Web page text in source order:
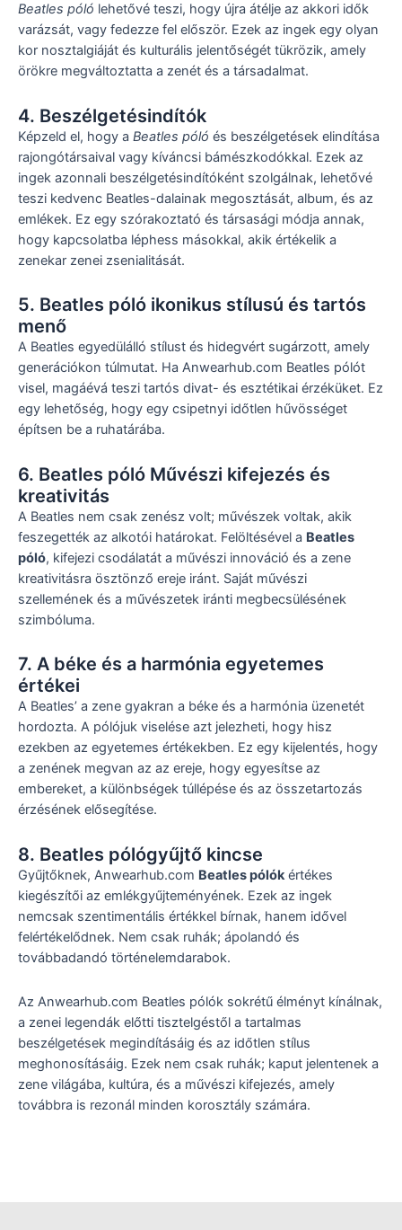
Beatles póló lehetővé teszi, hogy újra átélje az akkori idők
varázsát, vagy fedezze fel először. Ezek az ingek egy olyan
kor nosztalgiáját és kulturális jelentőségét tükrözik, amely
örökre megváltoztatta a zenét és a társadalmat.
4. Beszélgetésindítók
Képzeld el, hogy a Beatles póló és beszélgetések elindítása
rajongótársaival vagy kíváncsi bámészkodókkal. Ezek az
ingek azonnali beszélgetésindítóként szolgálnak, lehetővé
teszi kedvenc Beatles-dalainak megosztását, album, és az
emlékek. Ez egy szórakoztató és társasági módja annak,
hogy kapcsolatba léphess másokkal, akik értékelik a
zenekar zenei zsenialitását.
5. Beatles póló ikonikus stílusú és tartós
menő
A Beatles egyedülálló stílust és hidegvért sugárzott, amely
generációkon túlmutat. Ha Anwearhub.com Beatles pólót
visel, magáévá teszi tartós divat- és esztétikai érzéküket. Ez
egy lehetőség, hogy egy csipetnyi időtlen hűvösséget
építsen be a ruhatárába.
6. Beatles póló Művészi kifejezés és
kreativitás
A Beatles nem csak zenész volt; művészek voltak, akik
feszegették az alkotói határokat. Felöltésével a Beatles
póló, kifejezi csodálatát a művészi innováció és a zene
kreativitásra ösztönző ereje iránt. Saját művészi
szellemének és a művészetek iránti megbecsülésének
szimbóluma.
7. A béke és a harmónia egyetemes
értékei
A Beatles’ a zene gyakran a béke és a harmónia üzenetét
hordozta. A pólójuk viselése azt jelezheti, hogy hisz
ezekben az egyetemes értékekben. Ez egy kijelentés, hogy
a zenének megvan az az ereje, hogy egyesítse az
embereket, a különbségek túllépése és az összetartozás
érzésének elősegítése.
8. Beatles pólógyűjtő kincse
Gyűjtőknek, Anwearhub.com Beatles pólókértékes
kiegészítői az emlékgyűjteményének. Ezek az ingek
nemcsak szentimentális értékkel bírnak, hanem idővel
felértékelődnek. Nem csak ruhák; ápolandó és
továbbadandó történelemdarabok.
Az Anwearhub.com Beatles pólók sokrétű élményt kínálnak,
a zenei legendák előtti tisztelgéstől a tartalmas
beszélgetések megindításáig és az időtlen stílus
meghonosításáig. Ezek nem csak ruhák; kaput jelentenek a
zene világába, kultúra, és a művészi kifejezés, amely
továbbra is rezonál minden korosztály számára.